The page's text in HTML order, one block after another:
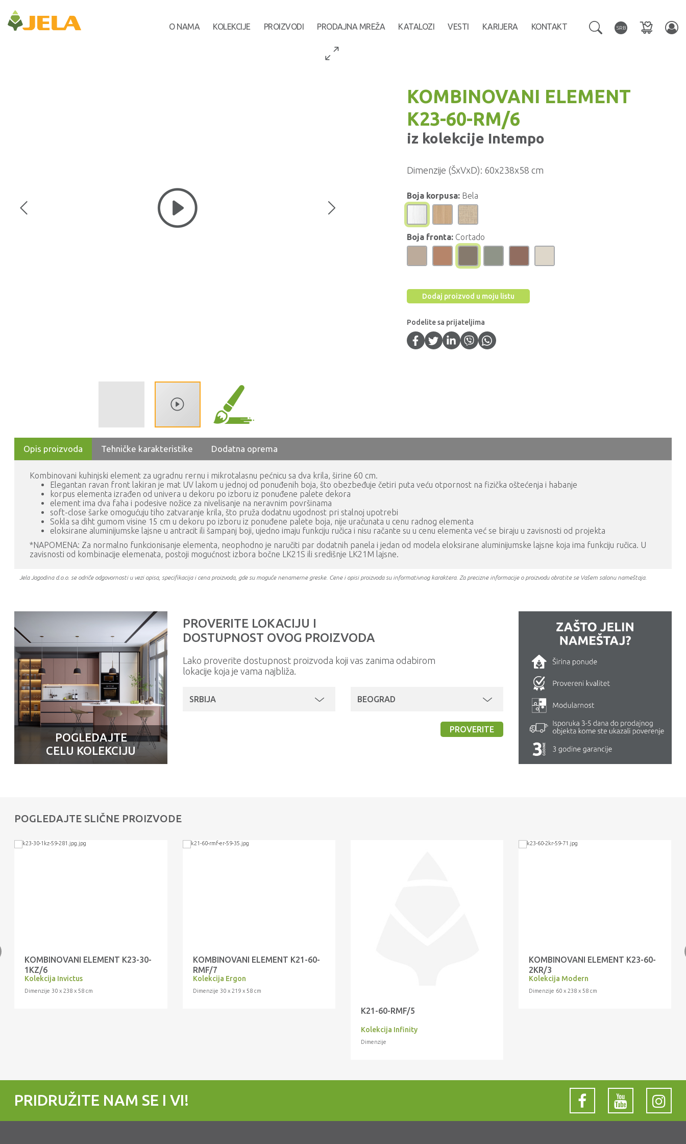
O NAMA KOLEKCIJE PROIZVODI PRODAJNA MREŽA KATALOZI VESTI KARIJERA KONTAKT SRB
KOMBINOVANI ELEMENT
K23-60-RM/6
iz kolekcije Intempo
Dimenzije (ŠxVxD): 60x238x58 cm
Boja korpusa: Bela
Boja fronta: Cortado
Dodaj proizvod u moju listu
Podelite sa prijateljima
Opis proizvoda Tehničke karakteristike Dodatna oprema
Kombinovani kuhinjski element za ugradnu rernu i mikrotalasnu pećnicu sa dva krila, širine 60 cm.
Elegantan ravan front lakiran je mat UV lakom u jednoj od ponuđenih boja, što obezbeđuje četiri puta veću otpornost na fizička oštećenja i habanje
korpus elementa izrađen od univera u dekoru po izboru iz ponuđene palete dekora
element ima dva faha i podesive nožice za nivelisanje na neravnim površinama
soft-close šarke omogućuju tiho zatvaranje krila, što pruža dodatnu ugodnost pri stalnoj upotrebi
Sokla sa diht gumom visine 15 cm u dekoru po izboru iz ponuđene palete boja, nije uračunata u cenu radnog elementa
eloksirane aluminijumske lajsne u antracit ili šampanj boji, ujedno imaju funkciju ručica i nisu račante su u cenu elementa već se biraju u zavisnosti od projekta
*NAPOMENA: Za normalno funkcionisanje elementa, neophodno je naručiti par dodatnih panela i jedan od modela eloksirane aluminijumske lajsne koja ima funkciju ručica. U
zavisnosti od kombinacije elemenata, postoji mogućnost izbora bočne LK21S ili središnje LK21M lajsne.
Jela Jagodina d.o.o. se odriče odgovornosti u vezi opisa, specifikacija i cena proizvoda, gde su moguće nenamerne greske. Cene i opisi proizvoda su informativnog karaktera. Za precizne informacije o proizvodu obratite se Vašem salonu nameštaja.
PROVERITE LOKACIJU I
DOSTUPNOST OVOG PROIZVODA
Lako proverite dostupnost proizvoda koji vas zanima odabirom
lokacije koja je vama najbliža.
SRBIJA BEOGRAD
PROVERITE
POGLEDAJTE
CELU KOLEKCIJU
POGLEDAJTE SLIČNE PROIZVODE
KOMBINOVANI ELEMENT K23-30-
1KZ/6
Kolekcija Invictus
Dimenzije 30 x 238 x 58 cm
KOMBINOVANI ELEMENT K21-60-
RMF/7
Kolekcija Ergon
Dimenzije 30 x 219 x 58 cm
K21-60-RMF/5
Kolekcija Infinity
Dimenzije
KOMBINOVANI ELEMENT K23-60-
2KR/3
Kolekcija Modern
Dimenzije 60 x 238 x 58 cm
PRIDRUŽITE NAM SE I VI!